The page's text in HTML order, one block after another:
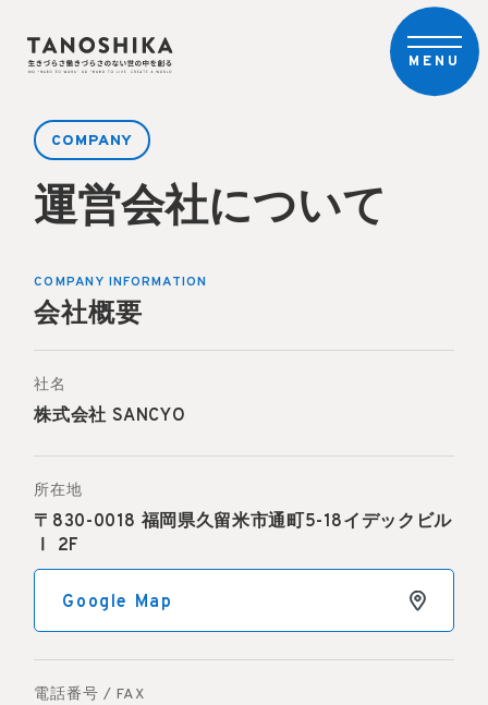
MENU
COMPANY
運営会社について
COMPANY INFORMATION
会社概要
社名
株式会社 SANCYO
所在地
〒830-0018 福岡県久留米市通町5-18イデックビル
Ⅰ 2F
Google Map
電話番号 / FAX